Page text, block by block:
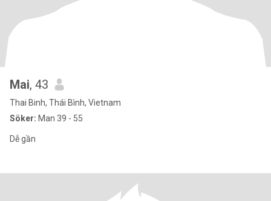
Mai, 43
Thai Binh, Thái Bình, Vietnam
Söker: Man 39 - 55
Dễ gần